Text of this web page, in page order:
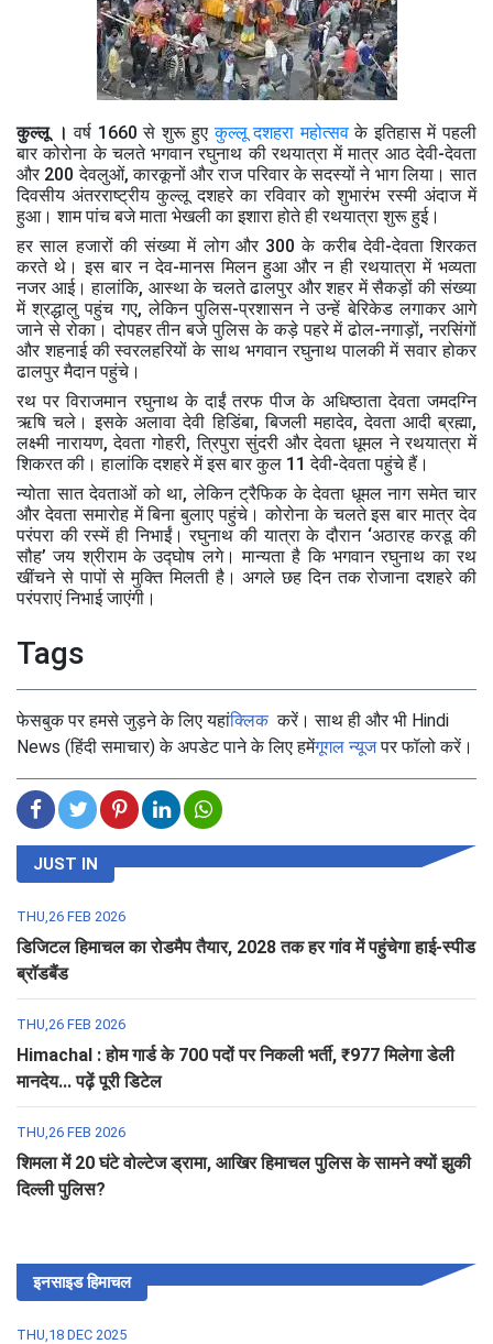
कुल्लू । वर्ष 1660 से शुरू हुएकुल्लू दशहरा महोत्सवके इतिहास में पहली
बार कोरोना के चलते भगवान रघुनाथ की रथयात्रा में मात्र आठ देवी-देवता
और 200 देवलुओं, कारकूनों और राज परिवार के सदस्यों ने भाग लिया। सात
दिवसीय अंतरराष्ट्रीय कुल्लू दशहरे का रविवार को शुभारंभ रस्मी अंदाज में
हुआ। शाम पांच बजे माता भेखली का इशारा होते ही रथयात्रा शुरू हुई।
हर साल हजारों की संख्या में लोग और 300 के करीब देवी-देवता शिरकत
करते थे। इस बार न देव-मानस मिलन हुआ और न ही रथयात्रा में भव्यता
नजर आई। हालांकि, आस्था के चलते ढालपुर और शहर में सैकड़ों की संख्या
में श्रद्धालु पहुंच गए, लेकिन पुलिस-प्रशासन ने उन्हें बेरिकेड लगाकर आगे
जाने से रोका। दोपहर तीन बजे पुलिस के कड़े पहरे में ढोल-नगाड़ों, नरसिंगों
और शहनाई की स्वरलहरियों के साथ भगवान रघुनाथ पालकी में सवार होकर
ढालपुर मैदान पहुंचे।
रथ पर विराजमान रघुनाथ के दाईं तरफ पीज के अधिष्ठाता देवता जमदग्नि
ऋषि चले। इसके अलावा देवी हिडिंबा, बिजली महादेव, देवता आदी ब्रह्मा,
लक्ष्मी नारायण, देवता गोहरी, त्रिपुरा सुंदरी और देवता धूमल ने रथयात्रा में
शिकरत की। हालांकि दशहरे में इस बार कुल 11 देवी-देवता पहुंचे हैं।
न्योता सात देवताओं को था, लेकिन ट्रैफिक के देवता धूमल नाग समेत चार
और देवता समारोह में बिना बुलाए पहुंचे। कोरोना के चलते इस बार मात्र देव
परंपरा की रस्में ही निभाईं। रघुनाथ की यात्रा के दौरान ‘अठारह करडू की
सौह’ जय श्रीराम के उद्घोष लगे। मान्यता है कि भगवान रघुनाथ का रथ
खींचने से पापों से मुक्ति मिलती है। अगले छह दिन तक रोजाना दशहरे की
परंपराएं निभाई जाएंगी।
Tags
फेसबुक पर हमसे जुड़ने के लिए यहांक्लिककरें। साथ ही और भी Hindi
News (हिंदी समाचार) के अपडेट पाने के लिए हमेंगूगल न्यूजपर फॉलो करें।
JUST IN
THU,26 FEB 2026
डिजिटल हिमाचल का रोडमैप तैयार, 2028 तक हर गांव में पहुंचेगा हाई-स्पीड
ब्रॉडबैंड
THU,26 FEB 2026
Himachal : होम गार्ड के 700 पदों पर निकली भर्ती, ₹977 मिलेगा डेली
मानदेय... पढ़ें पूरी डिटेल
THU,26 FEB 2026
शिमला में 20 घंटे वोल्टेज ड्रामा, आखिर हिमाचल पुलिस के सामने क्यों झुकी
दिल्ली पुलिस?
इनसाइड हिमाचल
THU,18 DEC 2025